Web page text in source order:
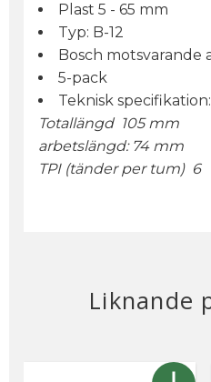
Plast 5 - 65 mm
Typ: B-12
Bosch motsvarande
5-pack
Teknisk specifikation:
Totallängd 105 mm
arbetslängd: 74 mm
TPI (tänder per tum) 6
Liknande